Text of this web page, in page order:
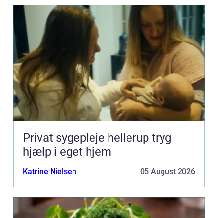
Privat sygepleje hellerup tryg
hjælp i eget hjem
Katrine Nielsen 05 August 2026